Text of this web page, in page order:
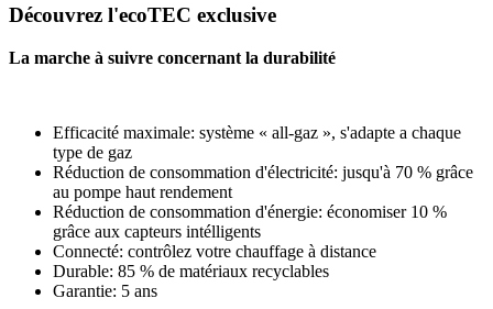
Découvrez l'ecoTEC exclusive
La marche à suivre concernant la durabilité
Efficacité maximale: système « all-gaz », s'adapte a chaque
type de gaz
Réduction de consommation d'électricité: jusqu'à 70 % grâce
au pompe haut rendement
Réduction de consommation d'énergie: économiser 10 %
grâce aux capteurs intélligents
Connecté: contrôlez votre chauffage à distance
Durable: 85 % de matériaux recyclables
Garantie: 5 ans